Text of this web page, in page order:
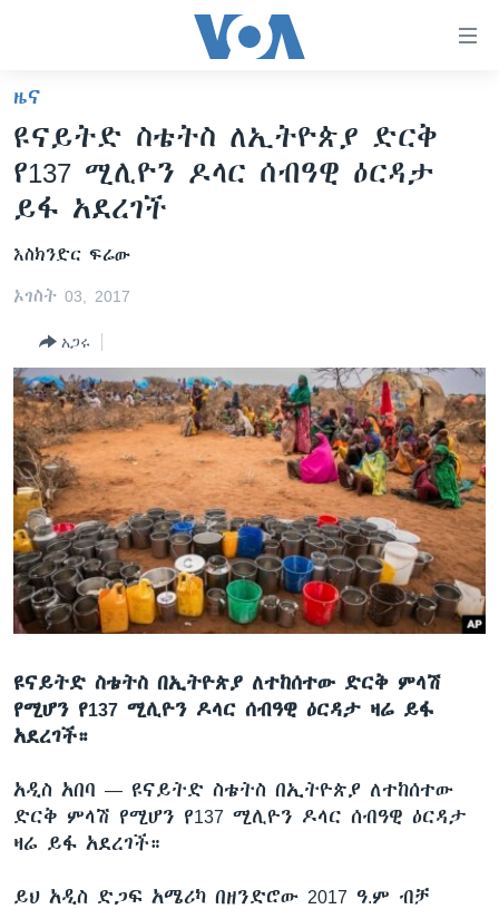
ማገናኛዎች
ዋናው
ይዘት
እለፍ
ወደ
ዋናው
እለፍ
ይዘት
እለፍ
አፍሪካ
ኑሮ በጤንነት
ጋቢና ቪኦኤ
Learning English
ይከተሉን
ቋንቋዎች
ዜና
ዩናይትድ ስቴትስ ለኢትዮጵያ ድርቅ
የ137 ሚሊዮን ዶላር ሰብዓዊ ዕርዳታ
ይፋ አደረገች
እስክንድር ፍሬው
ኦገስት 03, 2017
አጋሩ
ዩናይትድ ስቴትስ በኢትዮጵያ ለተከሰተው ድርቅ ምላሽ
የሚሆን የ137 ሚሊዮን ዶላር ሰብዓዊ ዕርዳታ ዛሬ ይፋ
አደረገች።
አዲስ አበባ — ዩናይትድ ስቴትስ በኢትዮጵያ ለተከሰተው
ድርቅ ምላሽ የሚሆን የ137 ሚሊዮን ዶላር ሰብዓዊ ዕርዳታ
ዛሬ ይፋ አደረገች።
ይህ አዲስ ድጋፍ አሜሪካ በዘንድሮው 2017 ዓ.ም ብቻ